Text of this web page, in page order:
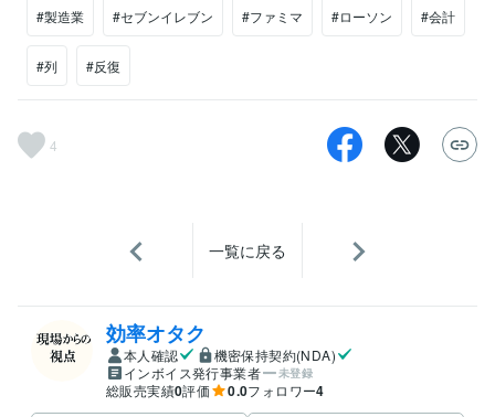
#製造業 #セブンイレブン #ファミマ #ローソン #会計
#列 #反復
4
一覧に戻る
効率オタク
本人確認
機密保持契約(NDA)
インボイス発行事業者
未登録
総販売実績0評価 0.0フォロワー4